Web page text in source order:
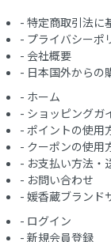
- 特定商取引法に
- プライバシーポ
- 会社概要
- 日本国外からの
- ホーム
- ショッピングガ
- ポイントの使用
- クーポンの使用
- お支払い方法・
- お問い合わせ
- 媛香蔵ブランド
- ログイン
- 新規会員登録